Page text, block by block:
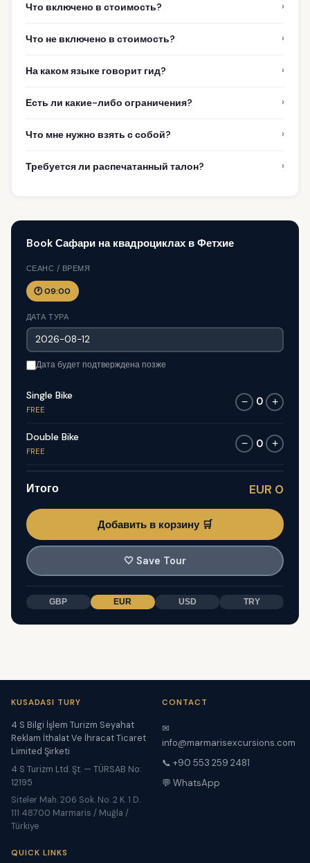
Что включено в стоимость? ›
Что не включено в стоимость? ›
На каком языке говорит гид? ›
Есть ли какие-либо ограничения? ›
Что мне нужно взять с собой? ›
Требуется ли распечатанный талон? ›
Book Сафари на квадроциклах в Фетхие
СЕАНС / ВРЕМЯ
🕐 09:00
ДАТА ТУРА
Дата будет подтверждена позже
Single Bike
FREE
− 0 +
Double Bike
FREE
− 0 +
Итого EUR 0
Добавить в корзину 🛒
🤍 Save Tour
GBP EUR USD TRY
KUSADASI TURY
4 S Bilgi İşlem Turizm Seyahat
Reklam İthalat Ve İhracat Ticaret
Limited Şirketi
4 S Turizm Ltd. Şt. — TÜRSAB No:
12195
Siteler Mah. 206 Sok. No. 2 K. 1 D.
111 48700 Marmaris / Muğla /
Türkiye
CONTACT
✉
info@marmarisexcursions.com
📞 +90 553 259 2481
💬 WhatsApp
QUICK LINKS